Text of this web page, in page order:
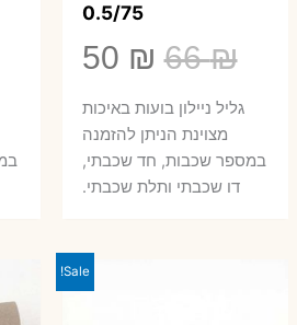
0.5/75
66₪
המחיר
המקורי
היה:
66 ₪.
50 ₪
גליל ניילון בועות באיכות
מצוינת הניתן להזמנה
במספר שכבות, חד שכבתי,
דו שכבתי ותלת שכבתי.
Sale!